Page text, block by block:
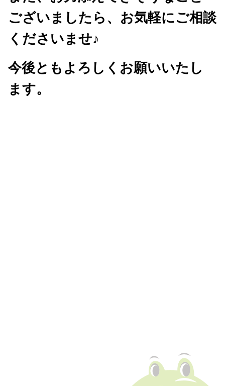
ございましたら、お気軽にご相談
くださいませ♪
今後ともよろしくお願いいたし
ます。